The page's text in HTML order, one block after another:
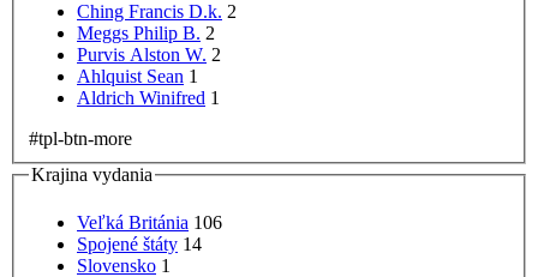
Ching Francis D.k. 2
Meggs Philip B. 2
Purvis Alston W. 2
Ahlquist Sean 1
Aldrich Winifred 1
#tpl-btn-more
Krajina vydania
Veľká Británia 106
Spojené štáty 14
Slovensko 1